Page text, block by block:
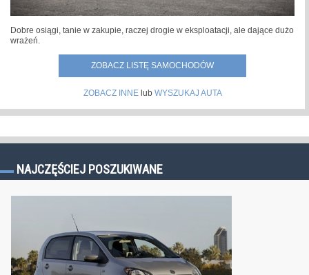
Dobre osiągi, tanie w zakupie, raczej drogie w eksploatacji, ale dające dużo
wrażeń.
ZOBACZ LISTĘ SAMOCHODÓW
ZOBACZ INNElub WYSZUKAJ AUTA
NAJCZĘŚCIEJ POSZUKIWANE